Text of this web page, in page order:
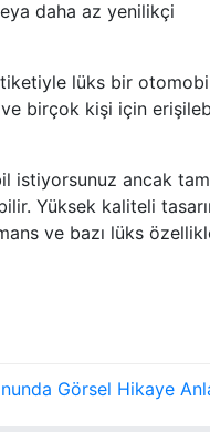
daha az yenilikçi
lüks bir
ve birçok kişi için
istiyorsunuz ancak tam
Yüksek kaliteli
ve bazı lüks
Görsel Hikaye